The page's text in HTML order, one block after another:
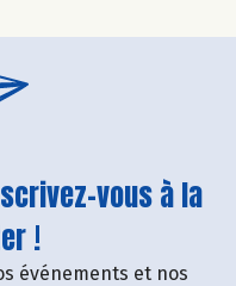
vous à la
!
événements et nos